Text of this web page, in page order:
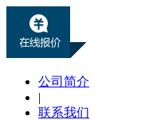
公司简介
|
联系我们